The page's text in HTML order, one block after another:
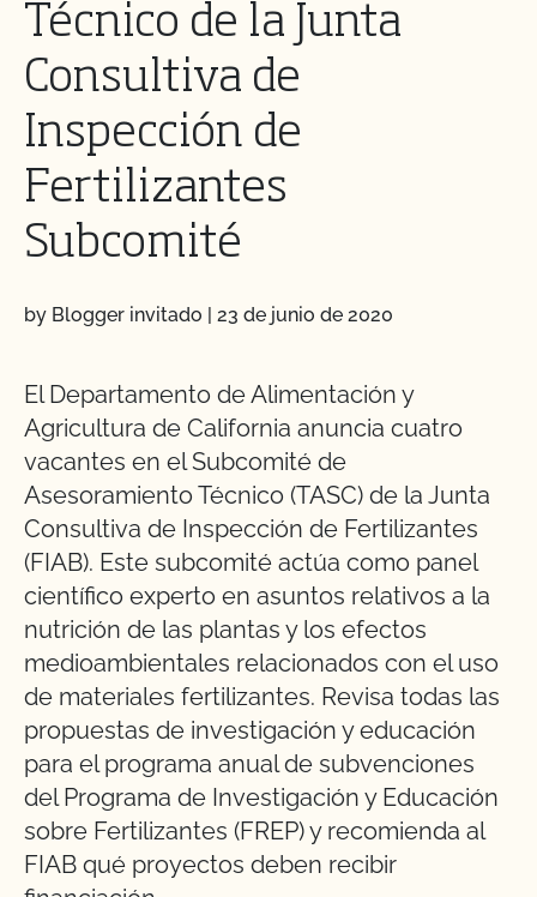
Técnico de la Junta
Consultiva de
Inspección de
Fertilizantes
Subcomité
by Blogger invitado | 23 de junio de 2020
El Departamento de Alimentación y
Agricultura de California anuncia cuatro
vacantes en el Subcomité de
Asesoramiento Técnico (TASC) de la Junta
Consultiva de Inspección de Fertilizantes
(FIAB). Este subcomité actúa como panel
científico experto en asuntos relativos a la
nutrición de las plantas y los efectos
medioambientales relacionados con el uso
de materiales fertilizantes. Revisa todas las
propuestas de investigación y educación
para el programa anual de subvenciones
del Programa de Investigación y Educación
sobre Fertilizantes (FREP) y recomienda al
FIAB qué proyectos deben recibir